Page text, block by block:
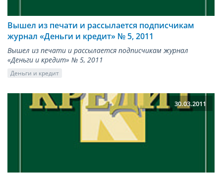
Вышел из печати и рассылается подписчикам
журнал «Деньги и кредит» № 5, 2011
Вышел из печати и рассылается подписчикам журнал
«Деньги и кредит» № 5, 2011
Деньги и кредит
30.03.2011